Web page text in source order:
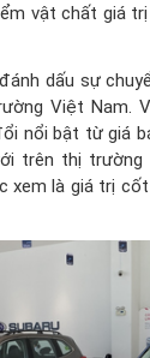
vật chất giá
dấu sự
Việt Nam.
nổi bật từ giá
trên thị
là giá trị cốt